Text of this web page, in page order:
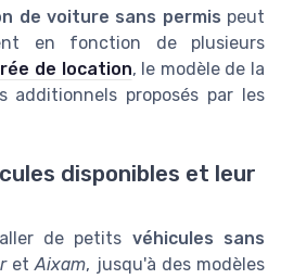
de voiture sans permis peut
en fonction de plusieurs
de location, le modèle de la
additionnels proposés par les
disponibles et leur
de petits véhicules sans
etAixam, jusqu'à des modèles